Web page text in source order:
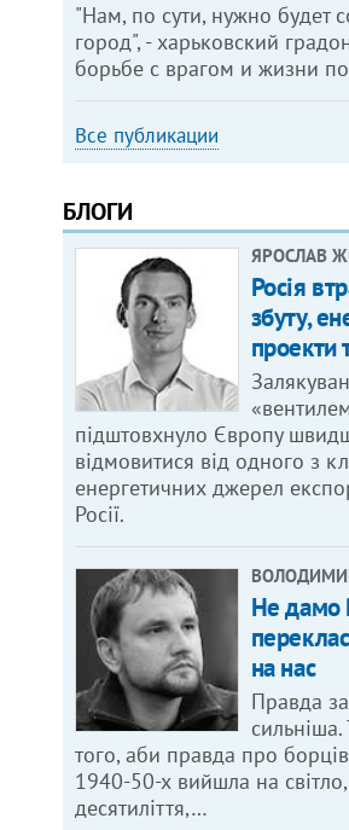
"Нам, по сути, нужно будет
город", - харьковский
борьбе с врагом и жизни
Все публикации
БЛОГИ
ЯРОСЛАВ
Росія
збуту,
проекти
підштовхнуло Європу
відмовитися від одного з
енергетичних джерел
Росії.
Не дамо
на нас
Правда
сильніша.
того, аби правда про
1940-50-х вийшла на світло,
десятиліття,…